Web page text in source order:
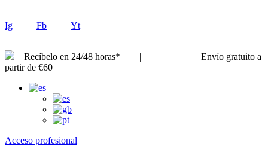
Ig Fb Yt
Recíbelo en 24/48 horas* |
Envío gratuito a
partir de €60
Acceso profesional